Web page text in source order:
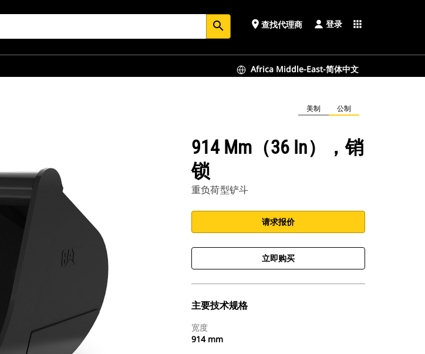
search place 查找代理商 登录 apps
Africa Middle-East-简体中文
美制 公制
914 Mm（36 In），销
锁
重负荷型铲斗
请求报价
立即购买
主要技术规格
宽度
914 mm